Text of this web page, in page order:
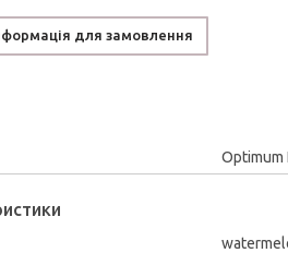
для замовлення